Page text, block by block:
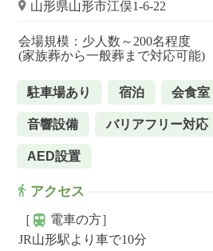
山形県山形市江俣1-6-22
会場規模：少人数～200名程度
(家族葬から一般葬まで対応可能)
駐車場あり 宿泊 会食室
音響設備 バリアフリー対応
AED設置
アクセス
［
電車の方］
JR山形駅より車で10分